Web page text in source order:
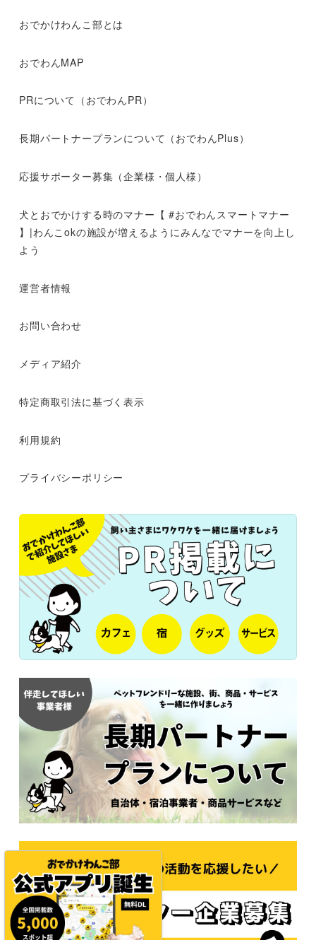
おでかけわんこ部とは
おでわんMAP
PRについて（おでわんPR）
長期パートナープランについて（おでわんPlus）
応援サポーター募集（企業様・個人様）
犬とおでかけする時のマナー【 #おでわんスマートマナー
】|わんこokの施設が増えるようにみんなでマナーを向上し
よう
運営者情報
お問い合わせ
メディア紹介
特定商取引法に基づく表示
利用規約
プライバシーポリシー